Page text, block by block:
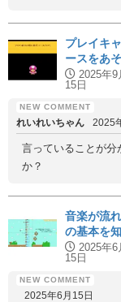
プレイキ
ースをあ
2025年9
15日
れいれいちゃん 2025
言っていることが分
か？
音楽が流
の基本を
2025年6
15日
2025年6月15日